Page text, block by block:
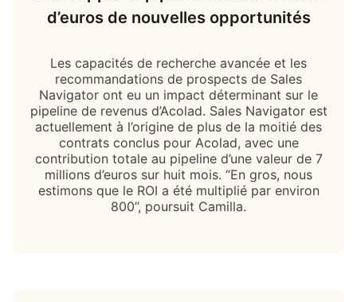
d’euros de nouvelles opportunités
Les capacités de recherche avancée et les
recommandations de prospects de Sales
Navigator ont eu un impact déterminant sur le
pipeline de revenus d’Acolad. Sales Navigator est
actuellement à l’origine de plus de la moitié des
contrats conclus pour Acolad, avec une
contribution totale au pipeline d’une valeur de 7
millions d’euros sur huit mois. “En gros, nous
estimons que le ROI a été multiplié par environ
800”, poursuit Camilla.